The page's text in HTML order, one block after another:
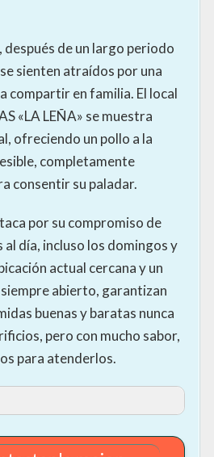
después de un largo periodo
sienten atraídos por una
compartir en familia. El local
«LA LEÑA» se muestra
ofreciendo un pollo a la
completamente
consentir su paladar.
por su compromiso de
día, incluso los domingos y
actual cercana y un
abierto, garantizan
buenas y baratas nunca
pero con mucho sabor,
para atenderlos.